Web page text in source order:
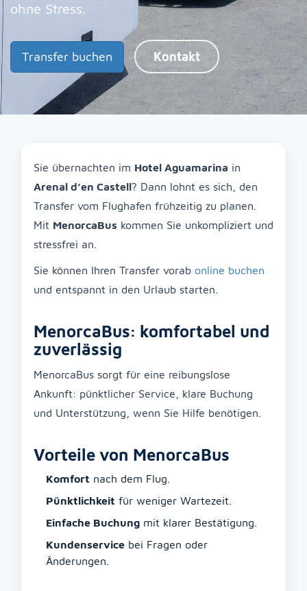
ohne Stress.
Transfer buchen Kontakt
Sie übernachten im Hotel Aguamarina in
Arenal d’en Castell? Dann lohnt es sich, den
Transfer vom Flughafen frühzeitig zu planen.
Mit MenorcaBus kommen Sie unkompliziert und
stressfrei an.
Sie können Ihren Transfer vorab online buchen
und entspannt in den Urlaub starten.
MenorcaBus: komfortabel und
zuverlässig
MenorcaBus sorgt für eine reibungslose
Ankunft: pünktlicher Service, klare Buchung
und Unterstützung, wenn Sie Hilfe benötigen.
Vorteile von MenorcaBus
Komfort nach dem Flug.
Pünktlichkeit für weniger Wartezeit.
Einfache Buchung mit klarer Bestätigung.
Kundenservice bei Fragen oder
Änderungen.